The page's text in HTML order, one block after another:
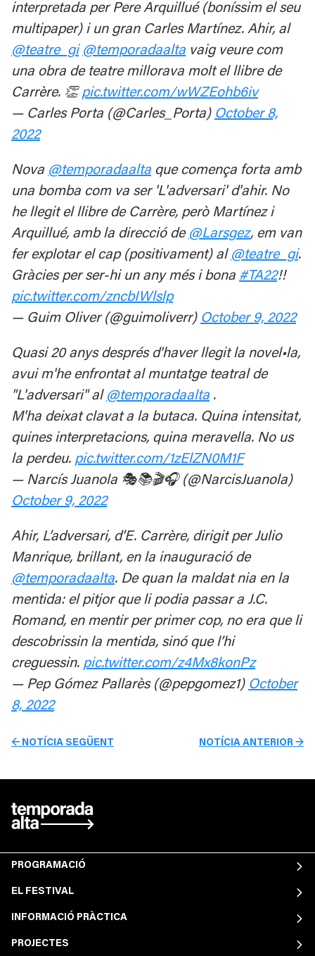
interpretada per Pere Arquillué (boníssim el seu
multipaper) i un gran Carles Martínez. Ahir, al
@teatre_gi @temporadaalta vaig veure com
una obra de teatre millorava molt el llibre de
Carrère. 👏 pic.twitter.com/wWZEohb6iv
— Carles Porta (@Carles_Porta) October 8,
2022
Nova @temporadaalta que comença forta amb
una bomba com va ser 'L'adversari' d'ahir. No
he llegit el llibre de Carrère, però Martínez i
Arquillué, amb la direcció de @Larsgez, em van
fer explotar el cap (positivament) al @teatre_gi.
Gràcies per ser-hi un any més i bona #TA22!!
pic.twitter.com/zncbIWlslp
— Guim Oliver (@guimoliverr) October 9, 2022
Quasi 20 anys després d'haver llegit la novel•la,
avui m'he enfrontat al muntatge teatral de
"L'adversari" al @temporadaalta .
M'ha deixat clavat a la butaca. Quina intensitat,
quines interpretacions, quina meravella. No us
la perdeu. pic.twitter.com/1zElZN0M1F
— Narcís Juanola 🎭📚🎬🎧 (@NarcisJuanola)
October 9, 2022
Ahir, L’adversari, d’E. Carrère, dirigit per Julio
Manrique, brillant, en la inauguració de
@temporadaalta. De quan la maldat nia en la
mentida: el pitjor que li podia passar a J.C.
Romand, en mentir per primer cop, no era que li
descobrissin la mentida, sinó que l’hi
creguessin. pic.twitter.com/z4Mx8konPz
— Pep Gómez Pallarès (@pepgomez1) October
8, 2022
← NOTÍCIA SEGÜENT NOTÍCIA ANTERIOR →
PROGRAMACIÓ
EL FESTIVAL
INFORMACIÓ PRÀCTICA
PROJECTES